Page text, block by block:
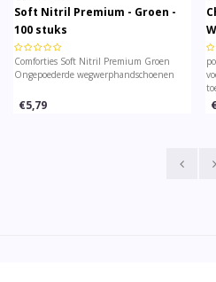
Soft Nitril Premium - Groen -
100 stuks
Comforties Soft Nitril Premium Groen
Ongepoederde wegwerphandschoenen
€5,79